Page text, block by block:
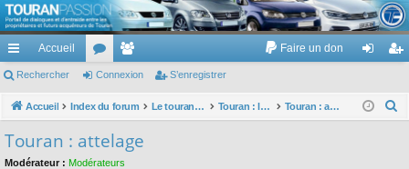
TouranPassion
Le forum des propriétaires ou futurs acquéreurs du Volkswagen Touran
cc
ès
pi
Accueil
or
u
e
m
Faire un don
ne nr
Rechercher Connexion S’enregistrer
Accueil Index du forum Le touran dans ses versions I (V1 V2 V3) et II ... Touran : les équipements électriques et électroniques Touran : attelage
Touran : attelage
Modérateur : Modérateurs